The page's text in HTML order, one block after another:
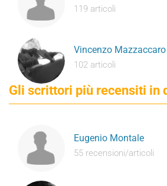
119 articoli
Vincenzo Mazzaccaro
102 articoli
Gli scrittori più recensiti in
Eugenio Montale
55 recensioni/articoli